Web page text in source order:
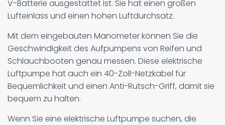
V-Batterie ausgestattet ist. Sie hat einen großen
Lufteinlass und einen hohen Luftdurchsatz.
Mit dem eingebauten Manometer können Sie die
Geschwindigkeit des Aufpumpens von Reifen und
Schlauchbooten genau messen. Diese elektrische
Luftpumpe hat auch ein 40-Zoll-Netzkabel für
Bequemlichkeit und einen Anti-Rutsch-Griff, damit sie
bequem zu halten.
Wenn Sie eine elektrische Luftpumpe suchen, die